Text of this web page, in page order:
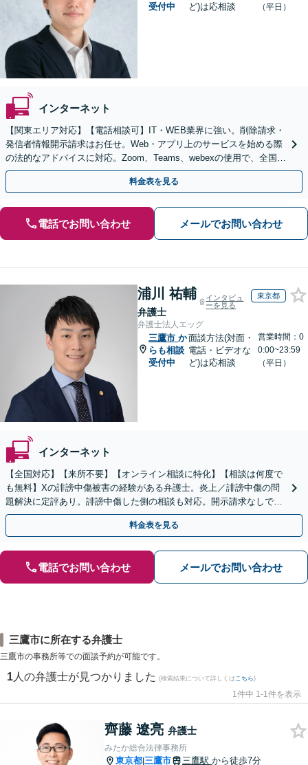
受付中
ど)は応相談
（平日）
インターネット
【関東エリア対応】【電話相談可】IT・WEB業界に強い。削除請求・
発信者情報開示請求はお任せ。Web・アプリ上のサービスを始める際
の法的なアドバイスに対応。Zoom、Teams、webexの使用で、全国か
らのご相談にも対応【平日夜間面談可】
料金表を見る
電話でお問い合わせ メールでお問い合わせ
浦川 祐輔
弁護士
インタビュ
ーを見る
東京都
弁護士法人エッグ
三鷹市 か
らも相談
受付中
面談方法(対面・
電話・ビデオな
ど)は応相談
営業時間：0
0:00~23:59
（平日）
インターネット
【全国対応】【来所不要】【オンライン相談に特化】【相談は何度で
も無料】Xの誹謗中傷被害の経験がある弁護士。炎上／誹謗中傷の問
題解決に定評あり。誹謗中傷した側の相談も対応。開示請求なしで本
人の特定ができる場合もあり。
料金表を見る
電話でお問い合わせ メールでお問い合わせ
三鷹市に所在する弁護士
三鷹市の事務所等での面談予約が可能です。
1 人の弁護士が見つかりました (検索結果について詳しくは こちら)
1件中 1-1件を表示
齊藤 遼亮 弁護士
みたか総合法律事務所
東京都|三鷹市 三鷹駅 から徒歩7分